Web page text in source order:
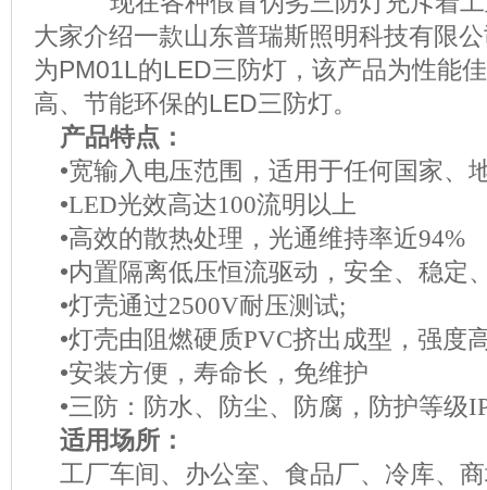
大家介绍一款山东普瑞斯照明科技有限
为PM01L的LED三防灯，该产品为性能
高、节能环保的LED三防灯。
产品特点：
•宽输入电压范围，适用于任何国家、
•LED光效高达100流明以上
•高效的散热处理，光通维持率近94%
•内置隔离低压恒流驱动，安全、稳定
•灯壳通过2500V耐压测试;
•灯壳由阻燃硬质PVC挤出成型，强度
•安装方便，寿命长，免维护
•三防：防水、防尘、防腐，防护等级
适用场所：
工厂车间、办公室、食品厂、冷库、